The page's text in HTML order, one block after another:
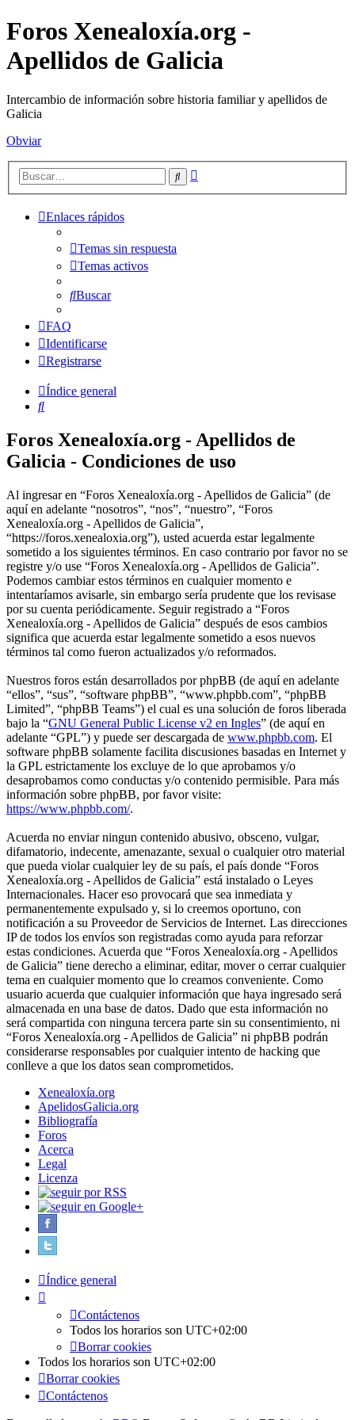
Foros Xenealoxía.org -
Apellidos de Galicia
Intercambio de información sobre historia familiar y apellidos de
Galicia
Obviar
Buscar
Enlaces rápidos
Temas sin respuesta
Temas activos
Buscar
FAQ
Identificarse
Registrarse
Índice general
Buscar
Foros Xenealoxía.org - Apellidos de
Galicia - Condiciones de uso
Al ingresar en “Foros Xenealoxía.org - Apellidos de Galicia” (de
aquí en adelante “nosotros”, “nos”, “nuestro”, “Foros
Xenealoxía.org - Apellidos de Galicia”,
“https://foros.xenealoxia.org”), usted acuerda estar legalmente
sometido a los siguientes términos. En caso contrario por favor no se
registre y/o use “Foros Xenealoxía.org - Apellidos de Galicia”.
Podemos cambiar estos términos en cualquier momento e
intentaríamos avisarle, sin embargo sería prudente que los revisase
por su cuenta periódicamente. Seguir registrado a “Foros
Xenealoxía.org - Apellidos de Galicia” después de esos cambios
significa que acuerda estar legalmente sometido a esos nuevos
términos tal como fueron actualizados y/o reformados.
Nuestros foros están desarrollados por phpBB (de aquí en adelante
“ellos”, “sus”, “software phpBB”, “www.phpbb.com”, “phpBB
Limited”, “phpBB Teams”) el cual es una solución de foros liberada
bajo la “GNU General Public License v2 en Ingles” (de aquí en
adelante “GPL”) y puede ser descargada de www.phpbb.com. El
software phpBB solamente facilita discusiones basadas en Internet y
la GPL estrictamente los excluye de lo que aprobamos y/o
desaprobamos como conductas y/o contenido permisible. Para más
información sobre phpBB, por favor visite:
https://www.phpbb.com/.
Acuerda no enviar ningun contenido abusivo, obsceno, vulgar,
difamatorio, indecente, amenazante, sexual o cualquier otro material
que pueda violar cualquier ley de su país, el país donde “Foros
Xenealoxía.org - Apellidos de Galicia” está instalado o Leyes
Internacionales. Hacer eso provocará que sea inmediata y
permanentemente expulsado y, si lo creemos oportuno, con
notificación a su Proveedor de Servicios de Internet. Las direcciones
IP de todos los envíos son registradas como ayuda para reforzar
estas condiciones. Acuerda que “Foros Xenealoxía.org - Apellidos
de Galicia” tiene derecho a eliminar, editar, mover o cerrar cualquier
tema en cualquier momento que lo creamos conveniente. Como
usuario acuerda que cualquier información que haya ingresado será
almacenada en una base de datos. Dado que esta información no
será compartida con ninguna tercera parte sin su consentimiento, ni
“Foros Xenealoxía.org - Apellidos de Galicia” ni phpBB podrán
considerarse responsables por cualquier intento de hacking que
conlleve a que los datos sean comprometidos.
Xenealoxía.org
ApelidosGalicia.org
Bibliografía
Foros
Acerca
Legal
Licenza
Índice general
Contáctenos
Todos los horarios son UTC+02:00
Borrar cookies
Todos los horarios son UTC+02:00
Borrar cookies
Contáctenos